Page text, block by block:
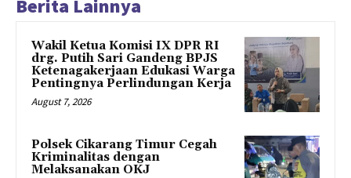
Berita Lainnya
Wakil Ketua Komisi IX DPR RI
drg. Putih Sari Gandeng BPJS
Ketenagakerjaan Edukasi Warga
Pentingnya Perlindungan Kerja
August 7, 2026
Polsek Cikarang Timur Cegah
Kriminalitas dengan
Melaksanakan OKJ